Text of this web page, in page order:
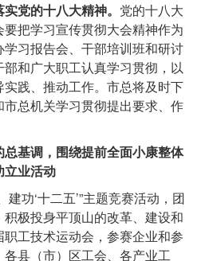
党的十八大精神。 党的十八大
把学习宣传贯彻大会精神作为
习报告会、干部培训班和研讨
和广大职工认真学习贯彻，以
践、推动工作。市总将及时下
总机关学习贯彻提出要求、作
总基调，围绕提前全面小康整体
立业活动
功‘十二五’”主题竞赛活动，团
极投身平顶山的改革、建设和
工技术运动会，参赛企业和参
县（市）区工会、各产业工